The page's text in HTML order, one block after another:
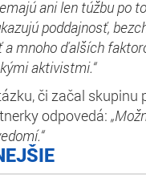
emajú anilen túžbupo
poddajnosť,
mnoho ďalších
ýmiaktivistmi.“
či začal skupinu
odpovedá: